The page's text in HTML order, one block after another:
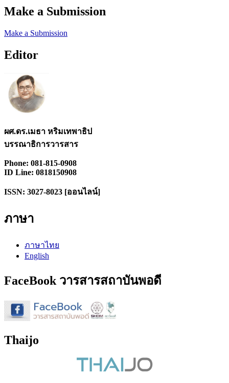
Make a Submission
Make a Submission
Editor
ผศ.ดร.เมธา หริมเทพาธิป
บรรณาธิการวารสาร
Phone: 081-815-0908
ID Line: 0818150908
ISSN: 3027-8023 [ออนไลน์]
ภาษา
ภาษาไทย
English
FaceBook วารสารสถาบันพอดี
Thaijo